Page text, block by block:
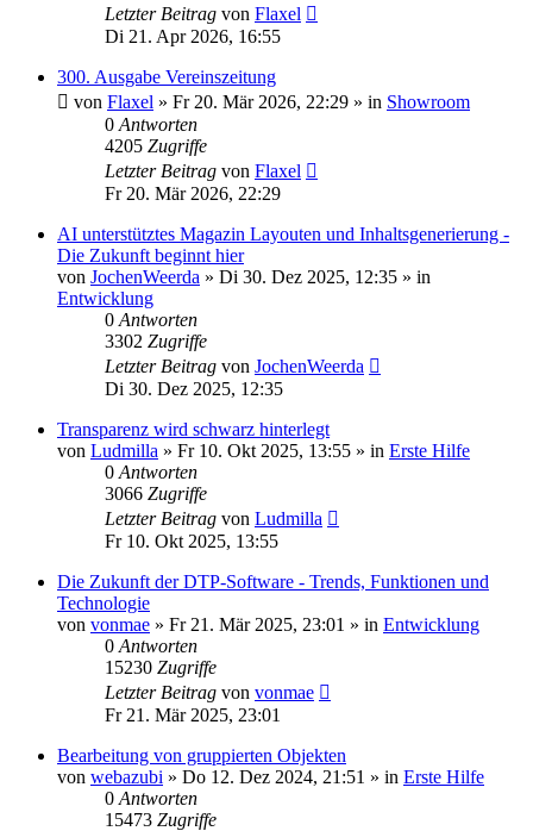
Letzter Beitrag von Flaxel
Di 21. Apr 2026, 16:55
300. Ausgabe Vereinszeitung
von Flaxel » Fr 20. Mär 2026, 22:29 » in Showroom
0 Antworten
4205 Zugriffe
Letzter Beitrag von Flaxel
Fr 20. Mär 2026, 22:29
AI unterstütztes Magazin Layouten und Inhaltsgenerierung -
Die Zukunft beginnt hier
von JochenWeerda » Di 30. Dez 2025, 12:35 » in
Entwicklung
0 Antworten
3302 Zugriffe
Letzter Beitrag von JochenWeerda
Di 30. Dez 2025, 12:35
Transparenz wird schwarz hinterlegt
von Ludmilla » Fr 10. Okt 2025, 13:55 » in Erste Hilfe
0 Antworten
3066 Zugriffe
Letzter Beitrag von Ludmilla
Fr 10. Okt 2025, 13:55
Die Zukunft der DTP-Software - Trends, Funktionen und
Technologie
von vonmae » Fr 21. Mär 2025, 23:01 » in Entwicklung
0 Antworten
15230 Zugriffe
Letzter Beitrag von vonmae
Fr 21. Mär 2025, 23:01
Bearbeitung von gruppierten Objekten
von webazubi » Do 12. Dez 2024, 21:51 » in Erste Hilfe
0 Antworten
15473 Zugriffe